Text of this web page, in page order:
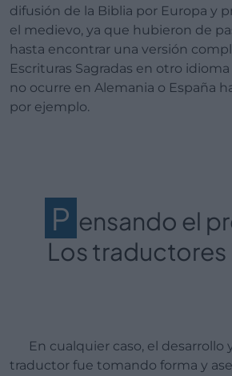
difusión de la Biblia por Europa y
el medievo, ya que hubieron de
hasta encontrar una versión
Escrituras Sagradas en otro
no ocurre en Alemania o España
por ejemplo.
P ensando el
Los traductores
En cualquier caso, el desarrollo y la labor del
traductor fue tomando forma y